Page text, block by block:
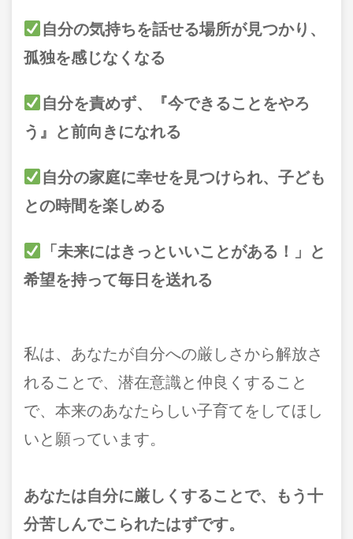
自分の気持ちを話せる場所が見つかり、
孤独を感じなくなる
自分を責めず、『今できることをやろ
う』と前向きになれる
自分の家庭に幸せを見つけられ、子ども
との時間を楽しめる
「未来にはきっといいことがある！」と
希望を持って毎日を送れる
私は、あなたが自分への厳しさから解放さ
れることで、潜在意識と仲良くすること
で、本来のあなたらしい子育てをしてほし
いと願っています。
あなたは自分に厳しくすることで、もう十
分苦しんでこられたはずです。